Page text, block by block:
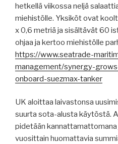
hetkellä viikossa neljä
miehistölle. Yksiköt ovat
x 0,6 metriä ja sisältävät 60
ohjaa ja kertoo miehistölle
https://www.seatrade-
management/synergy-
onboard-suezmax-tanker
UK aloittaa laivastonsa
suurta sota-alusta käytöstä.
pidetään kannattamattomana
vuosittain huomattavia